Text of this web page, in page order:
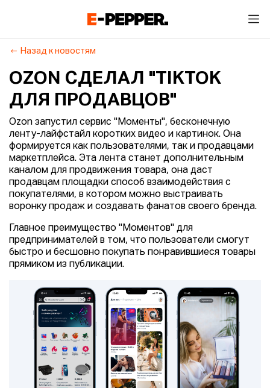
Назад к новостям
OZON СДЕЛАЛ "TIKTOK
ДЛЯ ПРОДАВЦОВ"
Ozon запустил сервис "Моменты", бесконечную
ленту-лайфстайл коротких видео и картинок. Она
формируется как пользователями, так и продавцами
маркетплейса. Эта лента станет дополнительным
каналом для продвижения товара, она даст
продавцам площадки способ взаимодействия с
покупателями, в котором можно выстраивать
воронку продаж и создавать фанатов своего бренда.
Главное преимущество "Моментов" для
предпринимателей в том, что пользователи смогут
быстро и бесшовно покупать понравившиеся товары
прямиком из публикации.